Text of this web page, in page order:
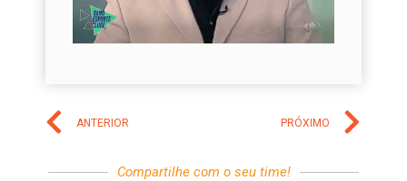
ANTERIOR PRÓXIMO
Compartilhe com o seu time!